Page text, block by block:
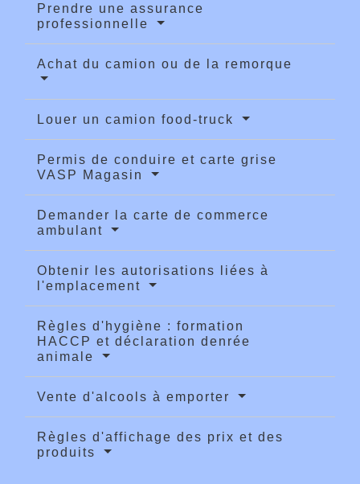
Prendre une assurance
professionnelle
Achat du camion ou de la remorque
Louer un camion food-truck
Permis de conduire et carte grise
VASP Magasin
Demander la carte de commerce
ambulant
Obtenir les autorisations liées à
l'emplacement
Règles d'hygiène : formation
HACCP et déclaration denrée
animale
Vente d'alcools à emporter
Règles d'affichage des prix et des
produits